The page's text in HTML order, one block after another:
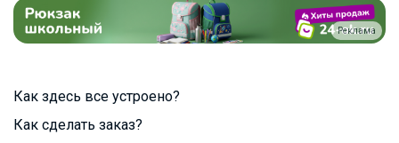
Реклама
Как здесь все устроено?
Как сделать заказ?